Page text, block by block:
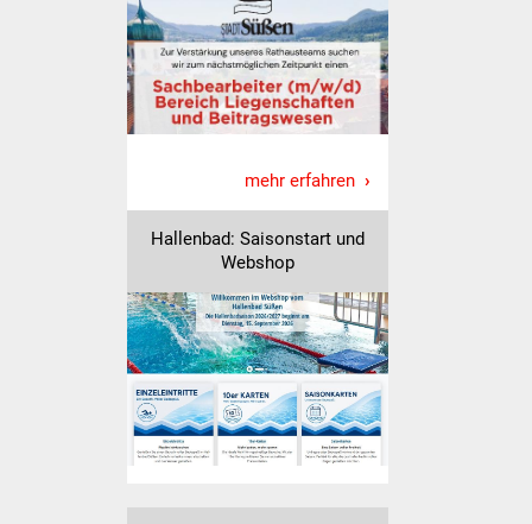
Wohnimmobilien +
Baugrundstücke
Wirtschaft
Wirtschaftsförderung
Gewerbeimmobilien
IKG Auen
Ausschreibungen
Öffentliche
Ausschreibung
mehr erfahren
Hallenbad: Saisonstart und
Webshop